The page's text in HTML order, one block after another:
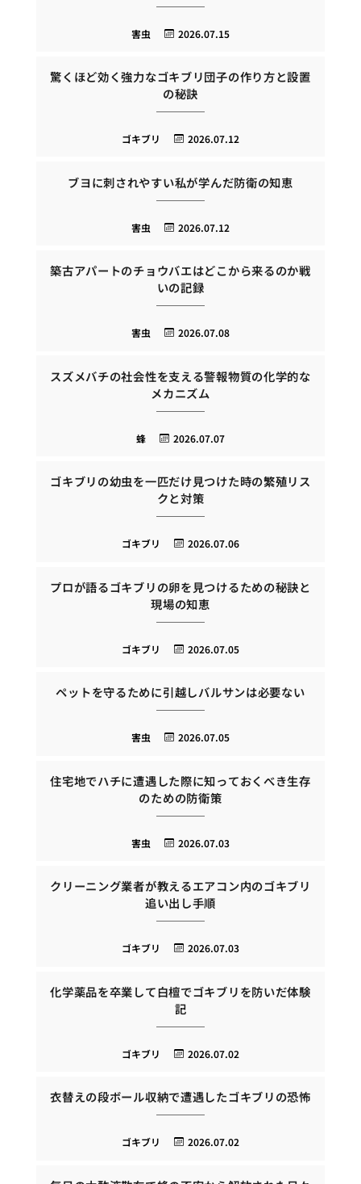
2026.07.15
害虫
驚くほど効く強力なゴキブリ団子の作り方と設置
の秘訣
2026.07.12
ゴキブリ
ブヨに刺されやすい私が学んだ防衛の知恵
2026.07.12
害虫
築古アパートのチョウバエはどこから来るのか戦
いの記録
2026.07.08
害虫
スズメバチの社会性を支える警報物質の化学的な
メカニズム
2026.07.07
蜂
ゴキブリの幼虫を一匹だけ見つけた時の繁殖リス
クと対策
2026.07.06
ゴキブリ
プロが語るゴキブリの卵を見つけるための秘訣と
現場の知恵
2026.07.05
ゴキブリ
ペットを守るために引越しバルサンは必要ない
2026.07.05
害虫
住宅地でハチに遭遇した際に知っておくべき生存
のための防衛策
2026.07.03
害虫
クリーニング業者が教えるエアコン内のゴキブリ
追い出し手順
2026.07.03
ゴキブリ
化学薬品を卒業して白檀でゴキブリを防いだ体験
記
2026.07.02
ゴキブリ
衣替えの段ボール収納で遭遇したゴキブリの恐怖
2026.07.02
ゴキブリ